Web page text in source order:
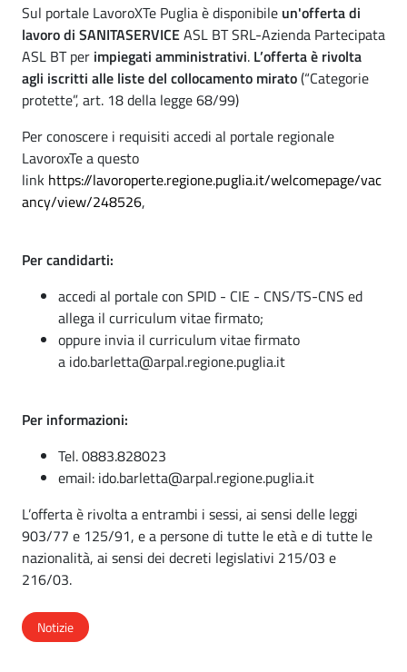
Sul portale LavoroXTe Puglia è disponibile un'offerta di
lavoro di SANITASERVICEASL BT SRL-Azienda Partecipata
ASL BT per impiegati amministrativi. L’offerta è rivolta
agli iscritti alle liste del collocamento mirato(“Categorie
protette”, art. 18 della legge 68/99)
Per conoscere i requisiti accedi al portale regionale
LavoroxTe a questo
link https://lavoroperte.regione.puglia.it/welcomepage/vac
ancy/view/248526,
Per candidarti:
accedi al portale con SPID - CIE - CNS/TS-CNS ed
allega il curriculum vitae firmato;
oppure invia il curriculum vitae firmato
a ido.barletta@arpal.regione.puglia.it
Per informazioni:
Tel. 0883.828023
email: ido.barletta@arpal.regione.puglia.it
L’offerta è rivolta a entrambi i sessi, ai sensi delle leggi
903/77 e 125/91, e a persone di tutte le età e di tutte le
nazionalità, ai sensi dei decreti legislativi 215/03 e
216/03.
Notizie